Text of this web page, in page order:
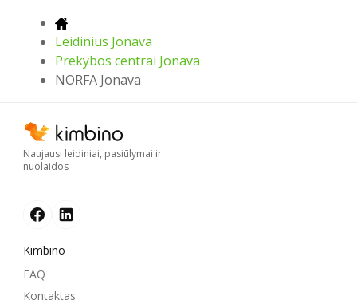
Leidinius Jonava
Prekybos centrai Jonava
NORFA Jonava
Naujausi leidiniai, pasiūlymai ir
nuolaidos
Kimbino
FAQ
Kontaktas